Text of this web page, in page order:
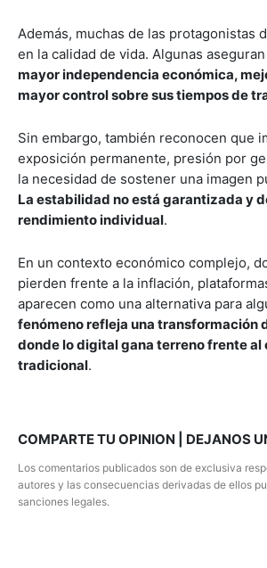
Además, muchas de las protagonistas
en la calidad de vida. Algunas
mayor independencia económica,
mayor control sobre sus tiempos de
Sin embargo, también reconocen que
exposición permanente, presión por
la necesidad de sostener una imagen
La estabilidad no está garantizada y
rendimiento individual.
En un contexto económico complejo,
pierden frente a la inflación,
aparecen como una alternativa para
fenómeno refleja una transformación
donde lo digital gana terreno frente al
tradicional.
COMPARTE TU OPINION | DEJANOS
Los comentarios publicados son de exclusiva
autores y las consecuencias derivadas de ellos
sanciones legales.